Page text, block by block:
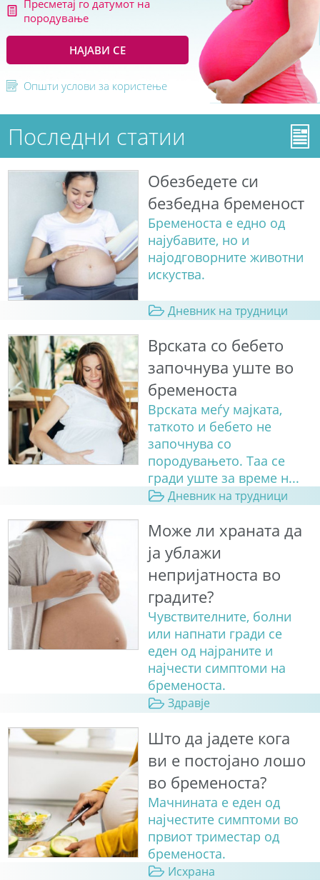
Пресметај го датумот на
породување
НАЈАВИ СЕ
Општи услови за користење
Последни статии
Обезбедете си
безбедна бременост
Бременоста е едно од
најубавите, но и
најодговорните животни
искуства.
Дневник на трудници
Врската со бебето
започнува уште во
бременоста
Врската меѓу мајката,
таткото и бебето не
започнува со
породувањето. Таа се
гради уште за време н...
Дневник на трудници
Може ли храната да
ја ублажи
непријатноста во
градите?
Чувствителните, болни
или напнати гради се
еден од најраните и
најчести симптоми на
бременоста.
Здравје
Што да јадете кога
ви е постојано лошо
во бременоста?
Мачнината е еден од
најчестите симптоми во
првиот триместар од
бременоста.
Исхрана